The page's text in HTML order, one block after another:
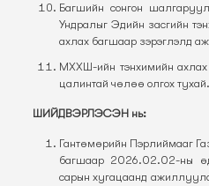
Багшийн сонгон
Ундралыг Эдийн засгийн
ахлах багшаар зэрэглэлд
МХХШ-ийн тэнхимийн
цалинтай чөлөө олгох тухай.
ШИЙДВЭРЛЭСЭН нь:
Гантөмөрийн Пэрлиймааг
багшаар 2026.02.02-ны
сарын хугацаанд